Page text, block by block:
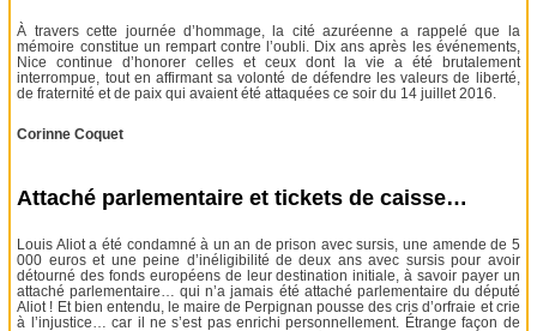
À travers cette journée d’hommage, la cité azuréenne a rappelé que la
mémoire constitue un rempart contre l’oubli. Dix ans après les événements,
Nice continue d’honorer celles et ceux dont la vie a été brutalement
interrompue, tout en affirmant sa volonté de défendre les valeurs de liberté,
de fraternité et de paix qui avaient été attaquées ce soir du 14 juillet 2016.
Corinne Coquet
Attaché parlementaire et tickets de caisse…
Louis Aliot a été condamné à un an de prison avec sursis, une amende de 5
000 euros et une peine d’inéligibilité de deux ans avec sursis pour avoir
détourné des fonds européens de leur destination initiale, à savoir payer un
attaché parlementaire… qui n’a jamais été attaché parlementaire du député
Aliot ! Et bien entendu, le maire de Perpignan pousse des cris d’orfraie et crie
à l’injustice… car il ne s’est pas enrichi personnellement. Étrange façon de